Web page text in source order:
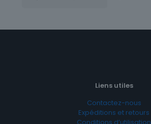
Liens utiles
Contactez-nous
Expéditions et retours